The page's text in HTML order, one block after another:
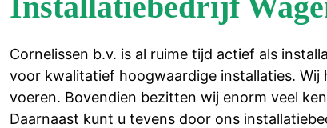
Cornelissen b.v. is al ruime tijd actief als
voor kwalitatief hoogwaardige installaties.
voeren. Bovendien bezitten wij enorm veel
Daarnaast kunt u tevens door ons